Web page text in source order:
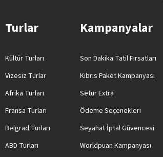
Turlar
Kültür Turları
Vizesiz Turlar
Afrika Turları
Fransa Turları
Belgrad Turları
ABD Turları
Kampanyalar
Son Dakika Tatil Fırsatları
Kıbrıs Paket Kampanyası
Setur Extra
Ödeme Seçenekleri
Seyahat İptal Güvencesi
Worldpuan Kampanyası